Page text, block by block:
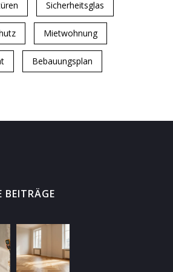
Sicherheitsglas
Mietwohnung
Bebauungsplan
BEITRÄGE